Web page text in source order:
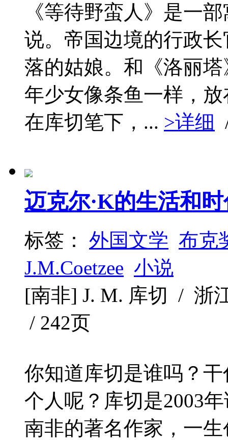
《等待野蛮人》是一
说。帝国边境的行政
落的姑娘。和《洛丽
年少女像条鱼一样，
在库切笔下，... >详细
迈克尔·K的生活和
标签： 外国文学 布克
J.M.Coetzee 小说
[南非] J. M. 库切 / 浙
/ 242页
你知道库切是谁吗？
个人呢？库切是2003
南非的著名作家，一